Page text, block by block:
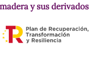
y sus derivados